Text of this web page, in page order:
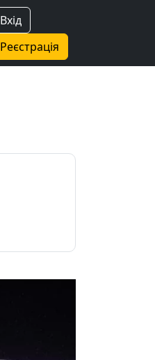
Вхід
Реєстрація